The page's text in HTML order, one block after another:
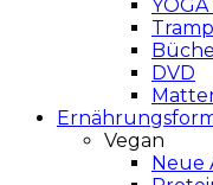
DVD
Vegan
Neue